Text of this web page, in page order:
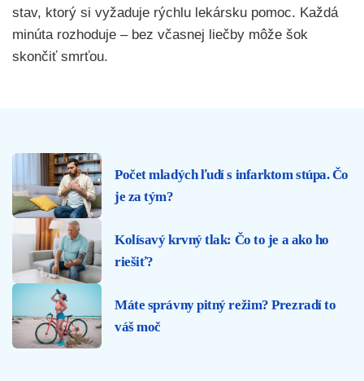
stav, ktorý si vyžaduje rýchlu lekársku pomoc. Každá
minúta rozhoduje – bez včasnej liečby môže šok
skončiť smrťou.
Počet mladých ľudí s infarktom stúpa. Čo
je za tým?
Kolísavý krvný tlak: Čo to je a ako ho
riešiť?
Máte správny pitný režim? Prezradí to
váš moč